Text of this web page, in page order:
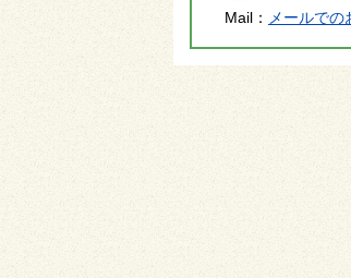
Mail：
メールでの